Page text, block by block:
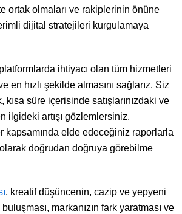
ortak olmaları ve rakiplerinin önüne
dijital stratejileri kurgulamaya
ihtiyacı olan tüm hizmetleri
en hızlı şekilde almasını sağlarız. Siz
kısa süre içerisinde satışlarınızdaki ve
ilgideki artışı gözlemlersiniz.
kapsamında elde edeceğiniz raporlarla
doğrudan doğruya görebilme
, kreatif düşüncenin, cazip ve yepyeni
markanızın fark yaratması ve